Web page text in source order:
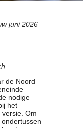
juni 2026
de Noord
nodige
het
versie. Om